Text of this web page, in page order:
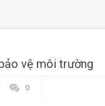
vệ môi trường
0